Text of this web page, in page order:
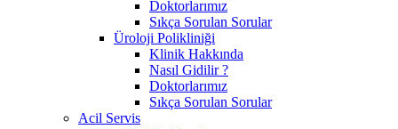
Doktorlarımız
Sıkça Sorulan Sorular
Üroloji Polikliniği
Klinik Hakkında
Nasıl Gidilir ?
Doktorlarımız
Sıkça Sorulan Sorular
Acil Servis